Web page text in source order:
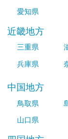
愛知県
近畿地方
三重県
兵庫県
中国地方
鳥取県
山口県